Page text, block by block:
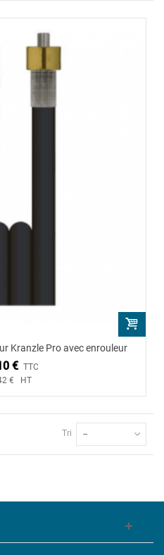
Kranzle Pro avec enrouleur
€ TTC
€ HT
Tri --